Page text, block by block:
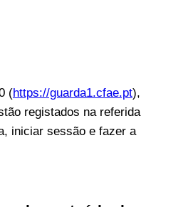
(https://guarda1.cfae.pt),
registados na referida
iniciar sessão e fazer a